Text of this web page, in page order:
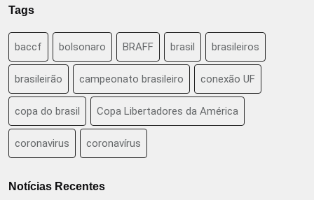
Tags
baccf bolsonaro BRAFF brasil brasileiros
brasileirão campeonato brasileiro conexão UF
copa do brasil Copa Libertadores da América
coronavirus coronavírus
Notícias Recentes